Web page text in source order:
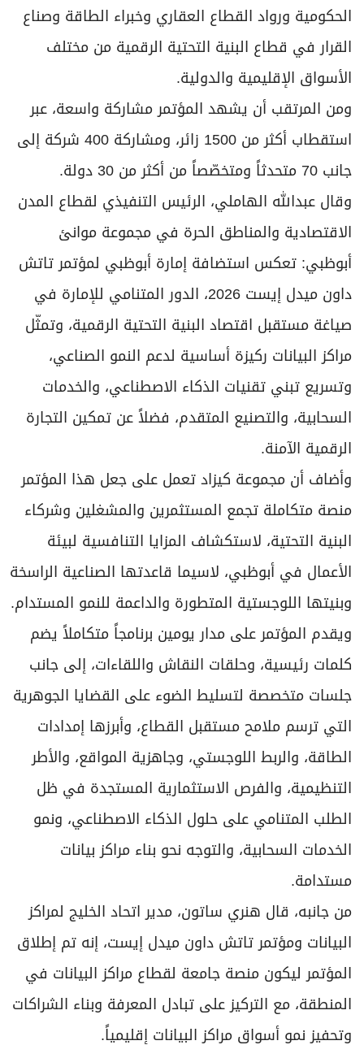
الحكومية ورواد القطاع العقاري وخبراء الطاقة وصناع
القرار في قطاع البنية التحتية الرقمية من مختلف
الأسواق الإقليمية والدولية.
ومن المرتقب أن يشهد المؤتمر مشاركة واسعة، عبر
استقطاب أكثر من 1500 زائر، ومشاركة 400 شركة إلى
جانب 70 متحدثاً ومتخصّصاً من أكثر من 30 دولة.
وقال عبدالله الهاملي، الرئيس التنفيذي لقطاع المدن
الاقتصادية والمناطق الحرة في مجموعة موانئ
أبوظبي: تعكس استضافة إمارة أبوظبي لمؤتمر تاتش
داون ميدل إيست 2026، الدور المتنامي للإمارة في
صياغة مستقبل اقتصاد البنية التحتية الرقمية، وتمثّل
مراكز البيانات ركيزة أساسية لدعم النمو الصناعي،
وتسريع تبني تقنيات الذكاء الاصطناعي، والخدمات
السحابية، والتصنيع المتقدم، فضلاً عن تمكين التجارة
الرقمية الآمنة.
وأضاف أن مجموعة كيزاد تعمل على جعل هذا المؤتمر
منصة متكاملة تجمع المستثمرين والمشغلين وشركاء
البنية التحتية، لاستكشاف المزايا التنافسية لبيئة
الأعمال في أبوظبي، لاسيما قاعدتها الصناعية الراسخة
وبنيتها اللوجستية المتطورة والداعمة للنمو المستدام.
ويقدم المؤتمر على مدار يومين برنامجاً متكاملاً يضم
كلمات رئيسية، وحلقات النقاش واللقاءات، إلى جانب
جلسات متخصصة لتسليط الضوء على القضايا الجوهرية
التي ترسم ملامح مستقبل القطاع، وأبرزها إمدادات
الطاقة، والربط اللوجستي، وجاهزية المواقع، والأطر
التنظيمية، والفرص الاستثمارية المستجدة في ظل
الطلب المتنامي على حلول الذكاء الاصطناعي، ونمو
الخدمات السحابية، والتوجه نحو بناء مراكز بيانات
مستدامة.
من جانبه، قال هنري ساتون، مدير اتحاد الخليج لمراكز
البيانات ومؤتمر تاتش داون ميدل إيست، إنه تم إطلاق
المؤتمر ليكون منصة جامعة لقطاع مراكز البيانات في
المنطقة، مع التركيز على تبادل المعرفة وبناء الشراكات
وتحفيز نمو أسواق مراكز البيانات إقليمياً.